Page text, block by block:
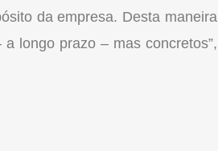
da empresa. Desta maneira
longo prazo – mas concretos”,